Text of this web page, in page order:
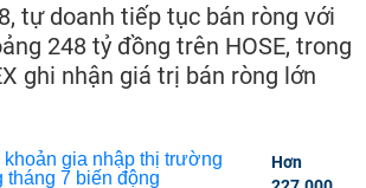
tự doanh tiếp tục bán ròng với
248 tỷ đồng trên HOSE, trong
ghi nhận giá trị bán ròng lớn
Hơn